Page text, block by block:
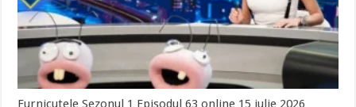
Furnicutele Sezonul 1 Episodul 63 online 15 iulie 2026